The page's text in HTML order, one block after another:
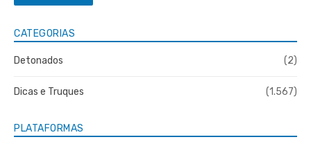
CATEGORIAS
Detonados (2)
Dicas e Truques (1.567)
PLATAFORMAS